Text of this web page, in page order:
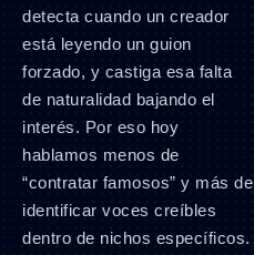
detecta cuando un creador
está leyendo un guion
forzado, y castiga esa falta
de naturalidad bajando el
interés. Por eso hoy
hablamos menos de
“contratar famosos” y más de
identificar voces creíbles
dentro de nichos específicos.